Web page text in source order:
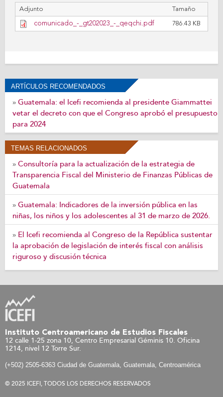
Adjunto Tamaño
comunicado_-_gt202023_-_qeqchi.pdf 786.43 KB
ARTÍCULOS RECOMENDADOS
» Guatemala: el Icefi recomienda al presidente Giammattei
vetar el decreto con que el Congreso aprobó el presupuesto
para 2024
TEMAS RELACIONADOS
» Consultoría para la actualización de la estrategia de
Transparencia Fiscal del Ministerio de Finanzas Públicas de
Guatemala
» Guatemala: Indicadores de la inversión pública en las
niñas, los niños y los adolescentes al 31 de marzo de 2026.
» El Icefi recomienda al Congreso de la República sustentar
la aprobación de legislación de interés fiscal con análisis
riguroso y discusión técnica
Instituto Centroamericano de Estudios Fiscales
12 calle 1-25 zona 10, Centro Empresarial Géminis 10. Oficina
1214, nivel 12 Torre Sur.
(+502) 2505-6363 Ciudad de Guatemala, Guatemala, Centroamérica
© 2025 ICEFI, TODOS LOS DERECHOS RESERVADOS